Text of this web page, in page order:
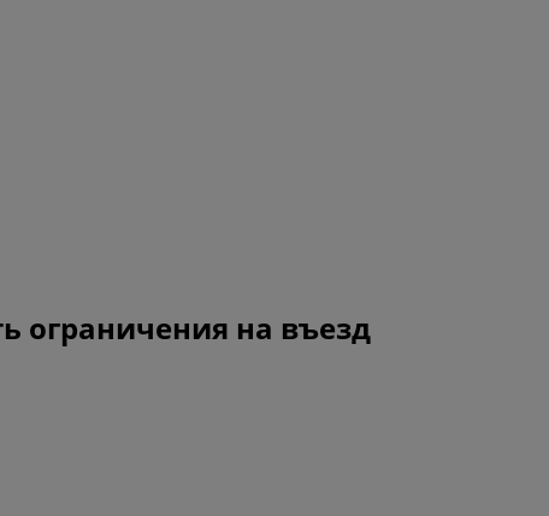
ограничения на въезд